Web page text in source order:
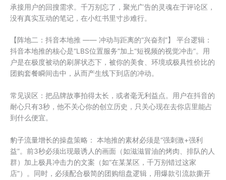
承接用户的回搜需求。千万别忘了，聚光广告的灵魂在于评论区，
没有真实互动的笔记，在小红书里寸步难行。
【阵地二：抖音本地推 —— 冲动与距离的“兴奋剂”】 平台逻辑：
抖音本地推的核心是“LBS位置服务”加上“短视频的视觉冲击”。用
户是在极度被动的刷屏状态下，被你的美食、环境或极具性价比的
团购套餐瞬间击中，从而产生线下到店的冲动。
常见误区：把品牌故事拍得太长，或者毫无利益点。用户在抖音的
耐心只有3秒，他不关心你的创立历史，只关心现在去你店里能占
到什么便宜。
豹子流量增长的操盘策略： 本地推的素材必须是“强刺激+强利
益”。前3秒必须出现最诱人的画面（如滋滋冒油的烤肉、排队的人
群）加上极具冲击力的文案（如“在某某区，千万别错过这家
店”）。同时，必须配合极简的团购组盘逻辑，用爆款引流款撕开